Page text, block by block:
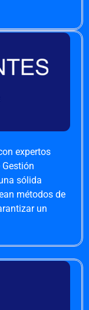
expertos
sólida
métodos de
un